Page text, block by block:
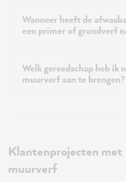
Wanneer heeft de
een primer of grondverf
Welk gereedschap heb ik
muurverf aan te brengen?
Klantenprojecten
muurverf